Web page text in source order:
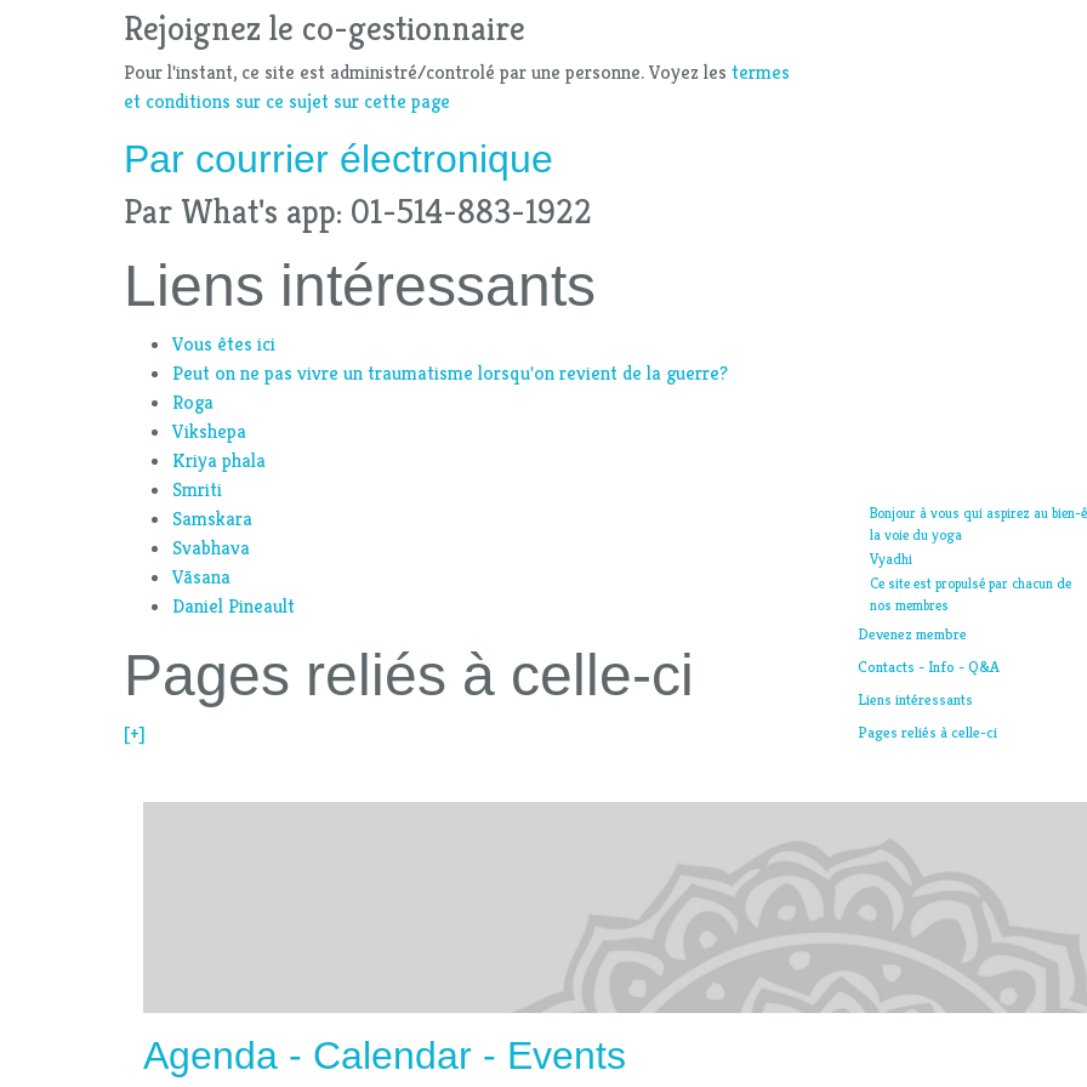
Rejoignez le co-gestionnaire
Pour l'instant, ce site est administré/controlé par une personne. Voyez les termes
et conditions sur ce sujet sur cette page
Par courrier électronique
Par What's app: 01-514-883-1922
Liens intéressants
Vous êtes ici
Peut on ne pas vivre un traumatisme lorsqu'on revient de la guerre?
Roga
Vikshepa
Kriya phala
Smriti
Samskara
Svabhava
Vāsana
Daniel Pineault
Pages reliés à celle-ci
[+]
Bonjour à vous qui aspirez au bien-
la voie du yoga
Vyadhi
Ce site est propulsé par chacun de
nos membres
Devenez membre
Contacts - Info - Q&A
Liens intéressants
Pages reliés à celle-ci
Agenda - Calendar - Events